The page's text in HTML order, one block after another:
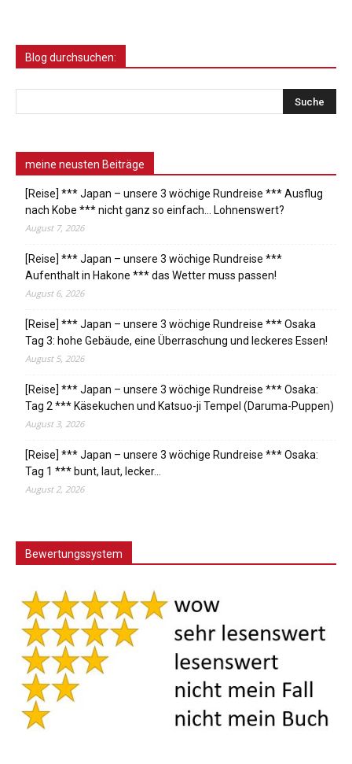
Blog durchsuchen:
meine neusten Beiträge
[Reise] *** Japan – unsere 3 wöchige Rundreise *** Ausflug
nach Kobe *** nicht ganz so einfach… Lohnenswert?
August 7, 2026
[Reise] *** Japan – unsere 3 wöchige Rundreise ***
Aufenthalt in Hakone *** das Wetter muss passen!
August 6, 2026
[Reise] *** Japan – unsere 3 wöchige Rundreise *** Osaka
Tag 3: hohe Gebäude, eine Überraschung und leckeres Essen!
August 5, 2026
[Reise] *** Japan – unsere 3 wöchige Rundreise *** Osaka:
Tag 2 *** Käsekuchen und Katsuo-ji Tempel (Daruma-Puppen)
August 3, 2026
[Reise] *** Japan – unsere 3 wöchige Rundreise *** Osaka:
Tag 1 *** bunt, laut, lecker…
August 2, 2026
Bewertungssystem